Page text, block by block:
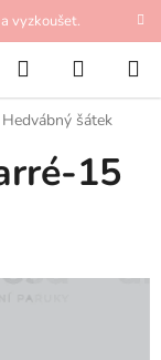
vyzkoušet.
Hledat
KOŠÍK
Hedvábný šátek
15